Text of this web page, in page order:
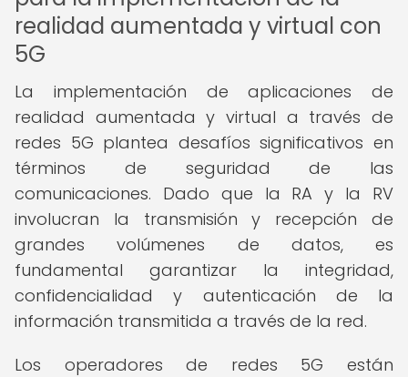
realidad aumentada y virtual con
5G
La implementación de aplicaciones de
realidad aumentada y virtual a través de
redes 5G plantea desafíos significativos en
términos de seguridad de las
comunicaciones. Dado que la RA y la RV
involucran la transmisión y recepción de
grandes volúmenes de datos, es
fundamental garantizar la integridad,
confidencialidad y autenticación de la
información transmitida a través de la red.
Los operadores de redes 5G están